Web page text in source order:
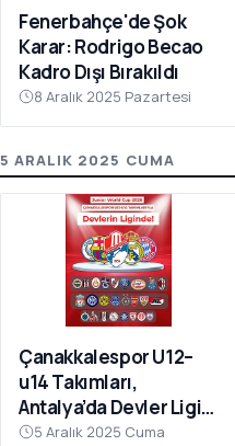
Fenerbahçe'de Şok
Karar: Rodrigo Becao
Kadro Dışı Bırakıldı
8 Aralık 2025 Pazartesi
5 ARALIK 2025 CUMA
Çanakkalespor U12–
u14 Takımları,
Antalya’da Devler Ligi
Sahnesinde!
5 Aralık 2025 Cuma